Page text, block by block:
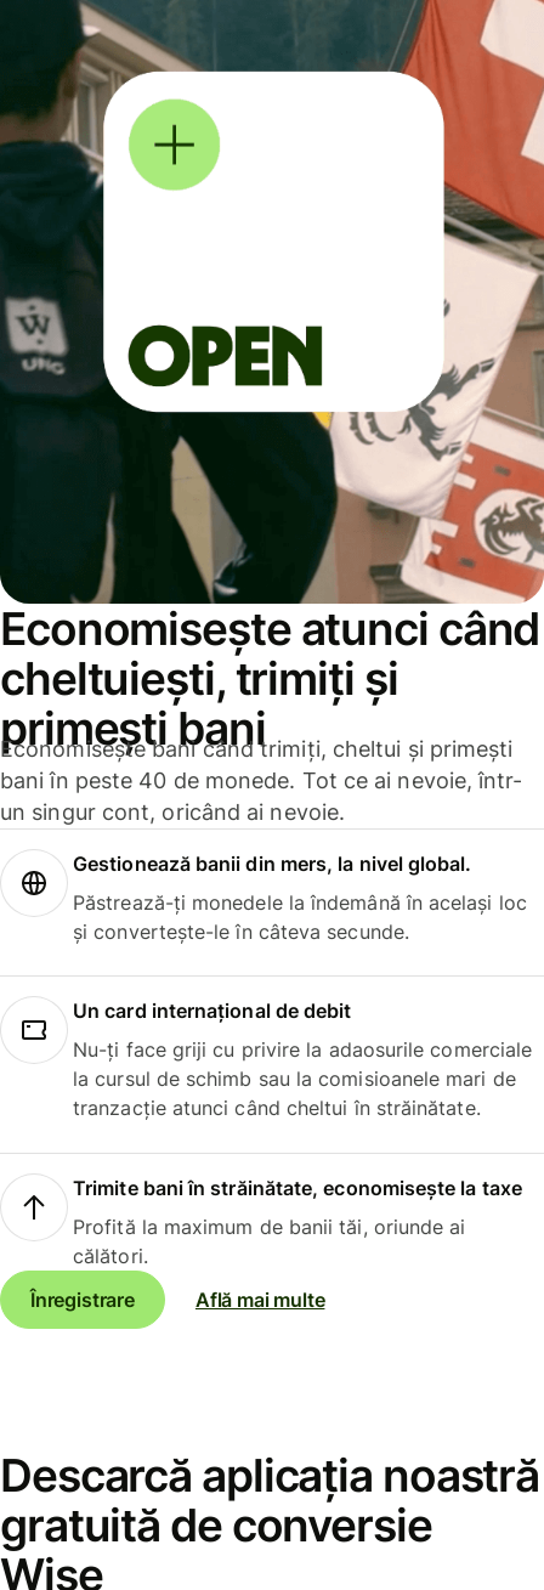
Economisește atunci când
cheltuiești, trimiți și
primești bani
Economisește bani când trimiți, cheltui și primești
bani în peste 40 de monede. Tot ce ai nevoie, într-
un singur cont, oricând ai nevoie.
Gestionează banii din mers, la nivel global.
Păstrează-ți monedele la îndemână în același loc
și convertește-le în câteva secunde.
Un card internațional de debit
Nu-ți face griji cu privire la adaosurile comerciale
la cursul de schimb sau la comisioanele mari de
tranzacție atunci când cheltui în străinătate.
Trimite bani în străinătate, economisește la taxe
Profită la maximum de banii tăi, oriunde ai
călători.
Înregistrare
Află mai multe
Descarcă aplicația noastră
gratuită de conversie
Wise